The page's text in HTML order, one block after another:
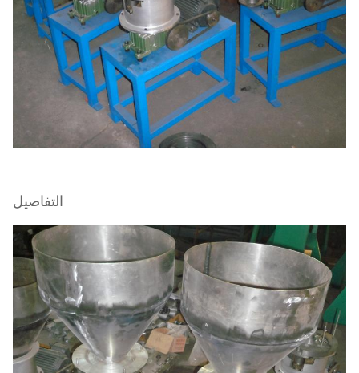
التفاصيل